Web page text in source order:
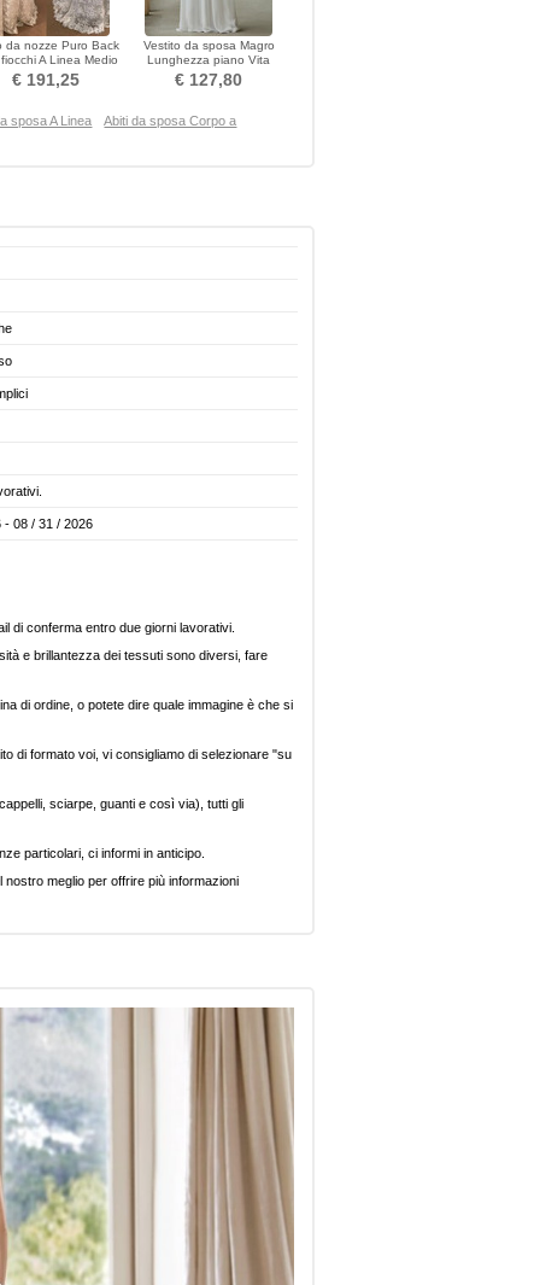
da nozze Puro Back
A Linea Medio
Vita naturale
€ 191,25
Vestito da sposa Magro
Lunghezza piano Vita
naturale Sovrapposizione di
pizzo
€ 127,80
sposa A Linea
Abiti da sposa Corpo a
- 08 / 31 / 2026
di conferma entro due giorni lavorativi.
e brillantezza dei tessuti sono diversi, fare
di ordine, o potete dire quale immagine è che si
di formato voi, vi consigliamo di selezionare "su
sciarpe, guanti e così via), tutti gli
particolari, ci informi in anticipo.
meglio per offrire più informazioni